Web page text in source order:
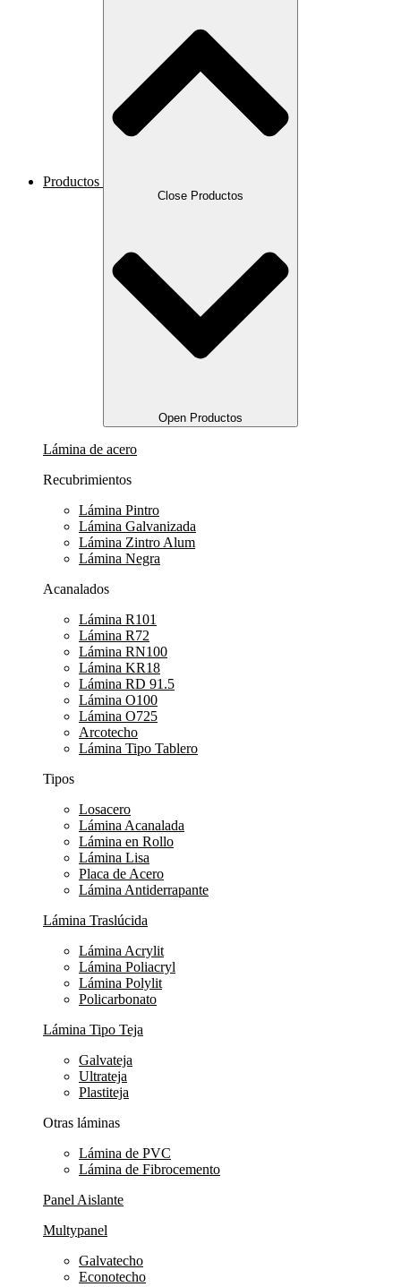
Productos
Close Productos
Open Productos
Lámina de acero
Recubrimientos
Lámina Pintro
Lámina Galvanizada
Lámina Zintro Alum
Lámina Negra
Acanalados
Lámina R101
Lámina R72
Lámina RN100
Lámina KR18
Lámina RD 91.5
Lámina O100
Lámina O725
Arcotecho
Lámina Tipo Tablero
Tipos
Losacero
Lámina Acanalada
Lámina en Rollo
Lámina Lisa
Placa de Acero
Lámina Antiderrapante
Lámina Traslúcida
Lámina Acrylit
Lámina Poliacryl
Lámina Polylit
Policarbonato
Lámina Tipo Teja
Galvateja
Ultrateja
Plastiteja
Otras láminas
Lámina de PVC
Lámina de Fibrocemento
Panel Aislante
Multypanel
Galvatecho
Econotecho